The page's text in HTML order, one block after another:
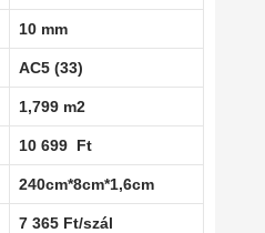
10 mm
AC5 (33)
1,799 m2
10 699 Ft
240cm*8cm*1,6cm
7 365 Ft/szál